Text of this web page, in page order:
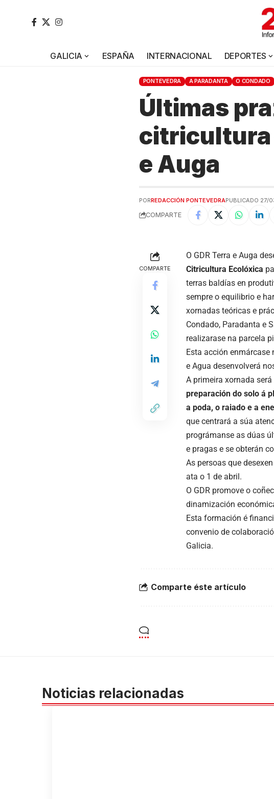
GALICIA ESPAÑA INTERNACIONAL DEPORTES
PONTEVEDRA A PARADANTA O CONDADO
Últimas
citricultura
e Auga
PORREDACCIÓN PONTEVEDRAPUBLICADO 27/
COMPARTE
COMPARTE
O GDR Terra e Auga
Citricultura Ecolóxica
terras baldías en
sempre o equilibrio e
xornadas teóricas e
Condado, Paradanta e
realizarase na parcela
Esta acción enmárcase
e Agua desenvolverá
A primeira xornada
preparación do solo á
a poda, o raiado e a
que centrará a súa
prográmanse as dúas
e pragas e se obterán
As persoas que
ata o 1 de abril.
O GDR promove o
dinamización
Esta formación é
convenio de
Galicia.
Comparte éste artículo
Noticias relacionadas